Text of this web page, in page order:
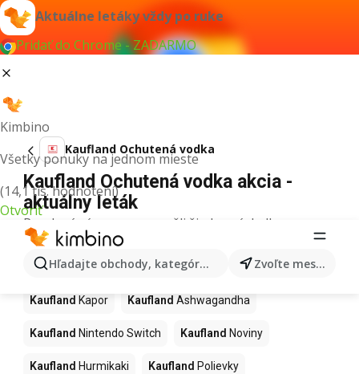
Aktuálne letáky vždy po ruke
Pridať do Chrome - ZADARMO
Kimbino
Všetky ponuky na jednom mieste
(14,1 tis. hodnotení)
Otvoriť
Hľadajte obchody, kategórie, produkty... Zvoľte mesto
Kaufland Ochutená vodka
Kaufland Ochutená vodka akcia -
aktuálny leták
Pre daný výraz sme nenašli žiadne výsledky.
Ďalšie produkty v obchodoch
Kaufland
Kaufland Kapor Kaufland Ashwagandha
Kaufland Nintendo Switch Kaufland Noviny
Kaufland Hurmikaki Kaufland Polievky